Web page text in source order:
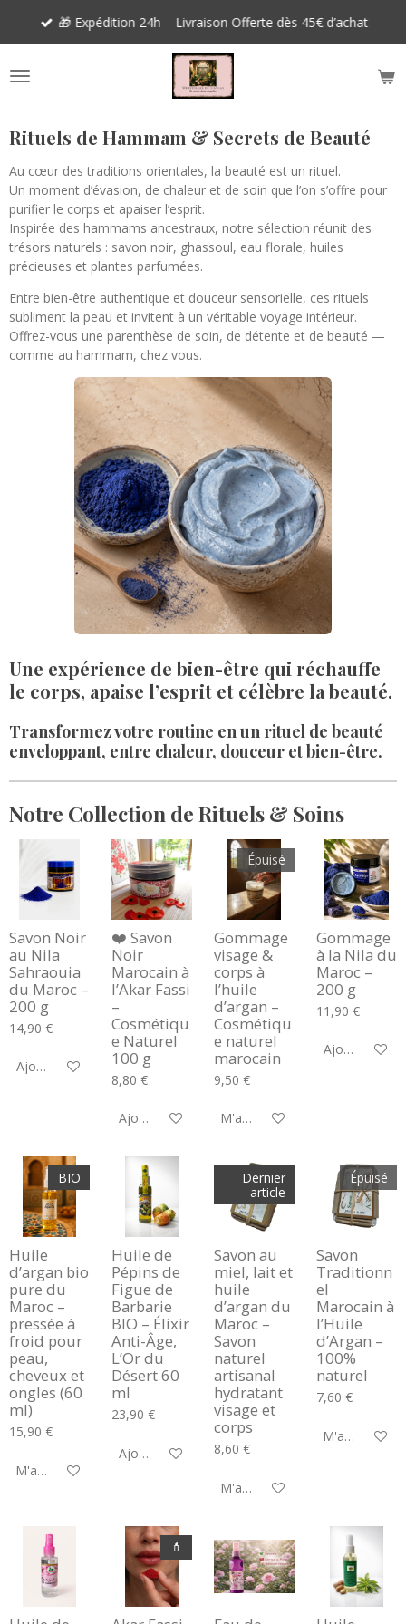
Passer
principal
🎁 Expédition 24h – Livraison Offerte dès 45€ d’achat
Rituels de Hammam & Secrets de Beauté
Au cœur des traditions orientales, la beauté est un rituel.
Un moment d’évasion, de chaleur et de soin que l’on s’offre pour
purifier le corps et apaiser l’esprit.
Inspirée des hammams ancestraux, notre sélection réunit des
trésors naturels : savon noir, ghassoul, eau florale, huiles
précieuses et plantes parfumées.
Entre bien-être authentique et douceur sensorielle, ces rituels
subliment la peau et invitent à un véritable voyage intérieur.
Offrez-vous une parenthèse de soin, de détente et de beauté —
comme au hammam, chez vous.
Une expérience de bien-être qui réchauffe
le corps, apaise l’esprit et célèbre la beauté.
Transformez votre routine en un rituel de beauté
enveloppant, entre chaleur, douceur et bien-être.
Notre Collection de Rituels & Soins
Savon Noir
au Nila
Sahraouia
du Maroc –
200 g
14,90 €
Ajouter au panier
❤️ Savon
Noir
Marocain à
l’Akar Fassi
–
Cosmétiqu
e Naturel
100 g
8,80 €
Ajouter au panier
Épuisé
Gommage
visage &
corps à
l’huile
d’argan –
Cosmétiqu
e naturel
marocain
9,50 €
M'avertir si disponible
Gommage
à la Nila du
Maroc –
200 g
11,90 €
Ajouter au
BIO
Huile
d’argan bio
pure du
Maroc –
pressée à
froid pour
peau,
cheveux et
ongles (60
ml)
15,90 €
M'avertir si disponible
Huile de
Pépins de
Figue de
Barbarie
BIO – Élixir
Anti-Âge,
L’Or du
Désert 60
ml
23,90 €
Ajouter au panier
Dernier
article
Savon au
miel, lait et
huile
d’argan du
Maroc –
Savon
naturel
artisanal
hydratant
visage et
corps
8,60 €
M'avertir si disponible
Épuisé
Savon
Traditionn
el
Marocain à
l’Huile
d’Argan –
100%
naturel
7,60 €
M'avertir si
💄